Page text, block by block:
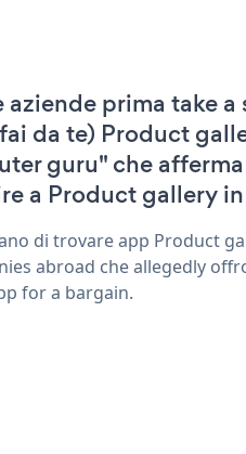
aziende prima take
da te) Product
guru" che
a Product gallery
di trovare app Product
abroad che allegedly
for a bargain.